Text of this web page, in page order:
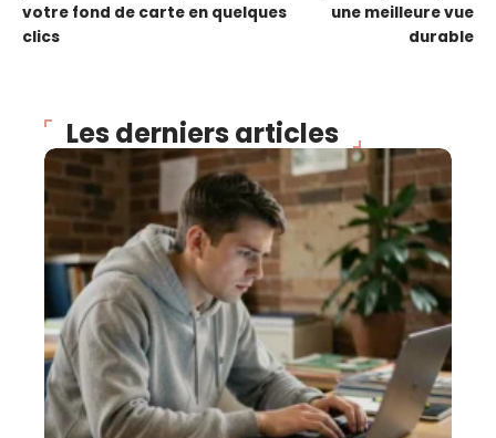
votre fond de carte en quelques
clics
une meilleure vue
durable
Les derniers articles